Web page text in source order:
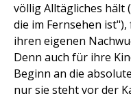
völlig Alltägliches hält
die im Fernsehen
ihren eigenen
Denn auch für ihre
Beginn an die
nur sie steht vor der